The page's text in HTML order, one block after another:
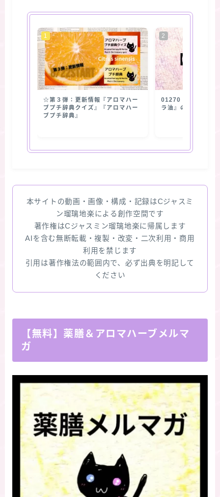
☆第３弾：更新情報『アロマハー
ブプチ辞典クイズ』『アロマハー
ブプチ辞典』
01270【抽出部位】
ラ油』の使用部位
本サイトの動画・画像・構成・記録はCジャスミ
ン瑠璃地楽による創作空間です
著作権はCジャスミン瑠璃地楽に帰属します
AIを含む無断転載・複製・改変・二次利用・商用
利用を禁じます
引用は著作権法の範囲内で、必ず出典を明記して
ください
【無料】薬膳＆アロマハーブメルマ
ガ